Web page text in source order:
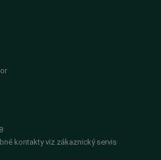
kontakty viz zákaznický servis